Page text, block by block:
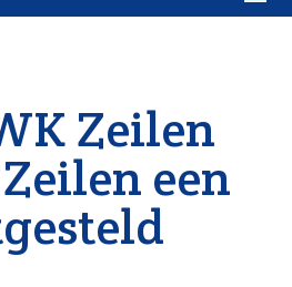
Zeilen
een